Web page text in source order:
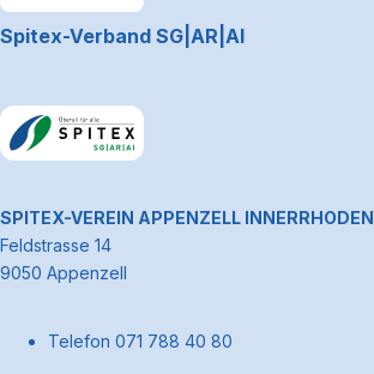
Link zum Premiumpartner: Allianz
Spitex-Verband SG|AR|AI
~Kontaktinformationen
SPITEX-VEREIN APPENZELL INNERRHODEN
Feldstrasse 14
9050 Appenzell
Telefon 071 788 40 80